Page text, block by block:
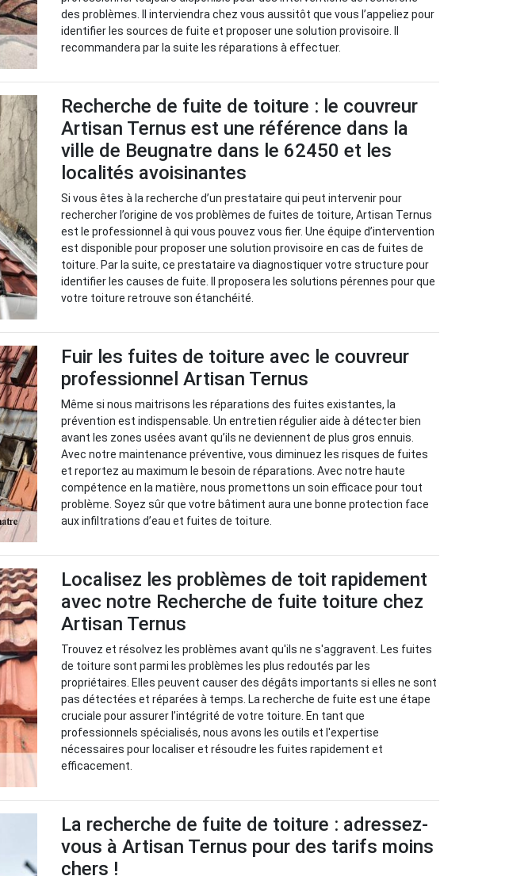
des problèmes. Il interviendra chez vous aussitôt que vous l’appeliez pour
identifier les sources de fuite et proposer une solution provisoire. Il
recommandera par la suite les réparations à effectuer.
Recherche de fuite de toiture : le couvreur
Artisan Ternus est une référence dans la
ville de Beugnatre dans le 62450 et les
localités avoisinantes
Si vous êtes à la recherche d’un prestataire qui peut intervenir pour
rechercher l’origine de vos problèmes de fuites de toiture, Artisan Ternus
est le professionnel à qui vous pouvez vous fier. Une équipe d’intervention
est disponible pour proposer une solution provisoire en cas de fuites de
toiture. Par la suite, ce prestataire va diagnostiquer votre structure pour
identifier les causes de fuite. Il proposera les solutions pérennes pour que
votre toiture retrouve son étanchéité.
Fuir les fuites de toiture avec le couvreur
professionnel Artisan Ternus
Même si nous maitrisons les réparations des fuites existantes, la
prévention est indispensable. Un entretien régulier aide à détecter bien
avant les zones usées avant qu’ils ne deviennent de plus gros ennuis.
Avec notre maintenance préventive, vous diminuez les risques de fuites
et reportez au maximum le besoin de réparations. Avec notre haute
compétence en la matière, nous promettons un soin efficace pour tout
problème. Soyez sûr que votre bâtiment aura une bonne protection face
aux infiltrations d’eau et fuites de toiture.
Localisez les problèmes de toit rapidement
avec notre Recherche de fuite toiture chez
Artisan Ternus
Trouvez et résolvez les problèmes avant qu'ils ne s'aggravent. Les fuites
de toiture sont parmi les problèmes les plus redoutés par les
propriétaires. Elles peuvent causer des dégâts importants si elles ne sont
pas détectées et réparées à temps. La recherche de fuite est une étape
cruciale pour assurer l’intégrité de votre toiture. En tant que
professionnels spécialisés, nous avons les outils et l'expertise
nécessaires pour localiser et résoudre les fuites rapidement et
efficacement.
La recherche de fuite de toiture : adressez-
vous à Artisan Ternus pour des tarifs moins
chers !